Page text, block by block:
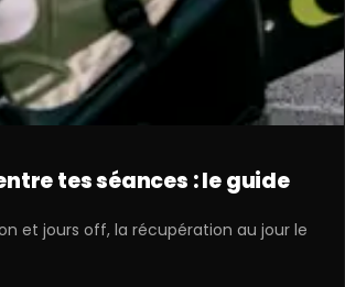
tes séances : le guide
et jours off, la récupération au jour le